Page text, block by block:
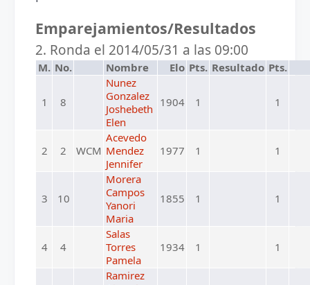
Emparejamientos/Resultados
2. Ronda el 2014/05/31 a las 09:00
M. No. Nombre Elo Pts. Resultado Pts.
1 8
Nunez
Gonzalez
Joshebeth
Elen
1904 1 1
2 2 WCM
Acevedo
Mendez
Jennifer
1977 1 1
3 10
Morera
Campos
Yanori
Maria
1855 1 1
4 4
Salas
Torres
Pamela
1934 1 1
Ramirez